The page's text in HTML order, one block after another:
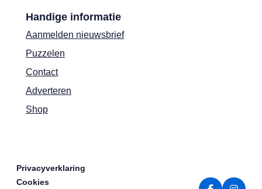
Handige informatie
Aanmelden nieuwsbrief
Puzzelen
Contact
Adverteren
Shop
Privacyverklaring
Cookies